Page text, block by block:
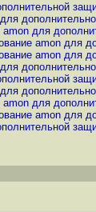
amon для
amon для
amon для
amon для
amon для